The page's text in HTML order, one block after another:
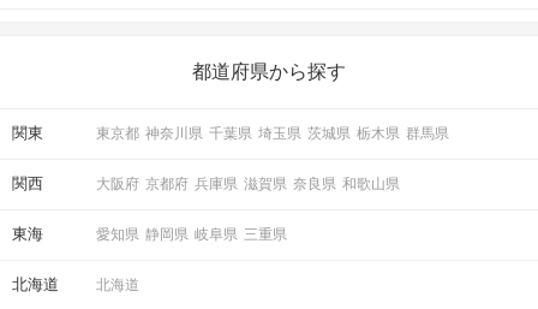
の楽しいことアイデアを集めました♪ いままさに楽しいことを探し
都道府県から探す
関東 東京都 神奈川県 千葉県 埼玉県 茨城県 栃木県 群馬県
関西 大阪府 京都府 兵庫県 滋賀県 奈良県 和歌山県
東海 愛知県 静岡県 岐阜県 三重県
北海道 北海道